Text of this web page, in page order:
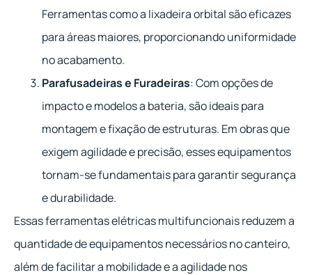
Ferramentas como a lixadeira orbital são eficazes
para áreas maiores, proporcionando uniformidade
no acabamento.
Parafusadeiras e Furadeiras: Com opções de
impacto e modelos a bateria, são ideais para
montagem e fixação de estruturas. Em obras que
exigem agilidade e precisão, esses equipamentos
tornam-se fundamentais para garantir segurança
e durabilidade.
Essas ferramentas elétricas multifuncionais reduzem a
quantidade de equipamentos necessários no canteiro,
além de facilitar a mobilidade e a agilidade nos